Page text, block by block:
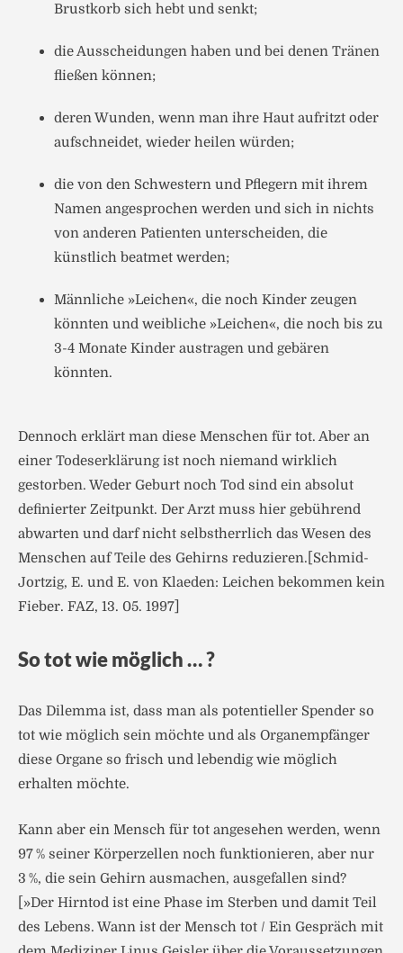
Brustkorb sich hebt und senkt;
die Ausscheidungen haben und bei denen Tränen
fließen können;
deren Wunden, wenn man ihre Haut aufritzt oder
aufschneidet, wieder heilen würden;
die von den Schwestern und Pflegern mit ihrem
Namen angesprochen werden und sich in nichts
von anderen Patienten unterscheiden, die
künstlich beatmet werden;
Männliche »Leichen«, die noch Kinder zeugen
könnten und weibliche »Leichen«, die noch bis zu
3-4 Monate Kinder austragen und gebären
könnten.
Dennoch erklärt man diese Menschen für tot. Aber an
einer Todeserklärung ist noch niemand wirklich
gestorben. Weder Geburt noch Tod sind ein absolut
definierter Zeitpunkt. Der Arzt muss hier gebührend
abwarten und darf nicht selbstherrlich das Wesen des
Menschen auf Teile des Gehirns reduzieren.[Schmid-
Jortzig, E. und E. von Klaeden: Leichen bekommen kein
Fieber. FAZ, 13. 05. 1997]
So tot wie möglich … ?
Das Dilemma ist, dass man als potentieller Spender so
tot wie möglich sein möchte und als Organempfänger
diese Organe so frisch und lebendig wie möglich
erhalten möchte.
Kann aber ein Mensch für tot angesehen werden, wenn
97 % seiner Körperzellen noch funktionieren, aber nur
3 %, die sein Gehirn ausmachen, ausgefallen sind?
[»Der Hirntod ist eine Phase im Sterben und damit Teil
des Lebens. Wann ist der Mensch tot / Ein Gespräch mit